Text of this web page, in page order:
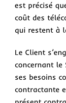
est précisé
coût des
qui restent à
Le Client
concernant le
ses besoins
contractante